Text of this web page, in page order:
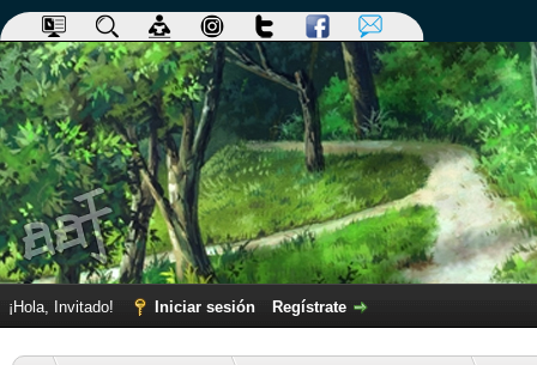
¡Hola, Invitado! Iniciar sesión Regístrate